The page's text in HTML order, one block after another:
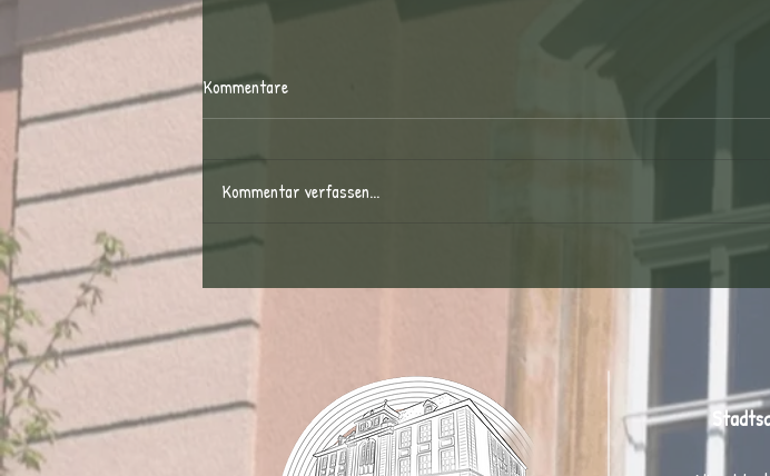
Kinderfußballtag: Ein
Bewegung, Teamgeist
Kommentare
Kommentar verfassen...